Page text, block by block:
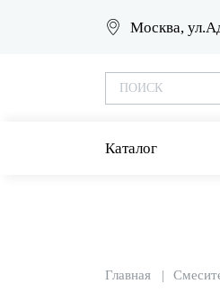
Москва,
Каталог
Главная